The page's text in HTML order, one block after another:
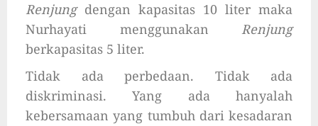
Renjungdengan kapasitas 10 liter maka
Nurhayati menggunakan Renjung
berkapasitas 5 liter.
Tidak ada perbedaan. Tidak ada
diskriminasi. Yang ada hanyalah
kebersamaan yang tumbuh dari kesadaran